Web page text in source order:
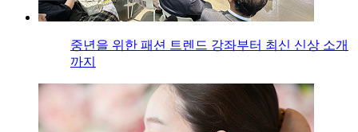
중년을 위한 패션 트렌드 강좌부터 최신 신상 소개
까지